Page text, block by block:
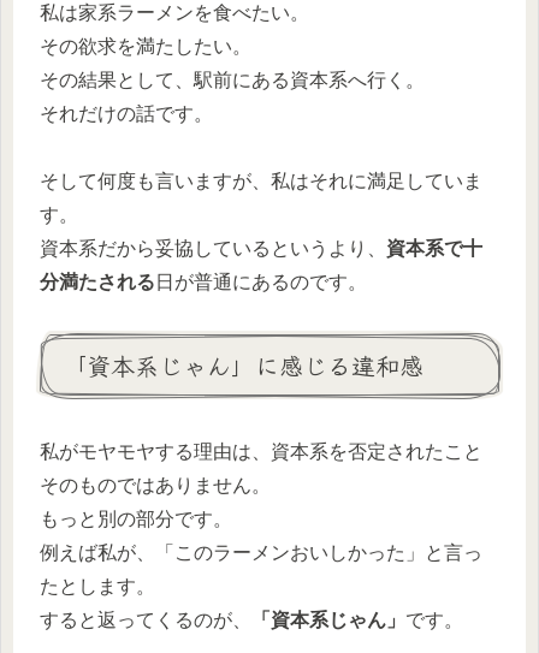
私は家系ラーメンを食べたい。
その欲求を満たしたい。
その結果として、駅前にある資本系へ行く。
それだけの話です。
そして何度も言いますが、私はそれに満足していま
す。
資本系だから妥協しているというより、 資本系で十
分満たされる 日が普通にあるのです。
「資本系じゃん」に感じる違和感
私がモヤモヤする理由は、資本系を否定されたこと
そのものではありません。
もっと別の部分です。
例えば私が、「このラーメンおいしかった」と言っ
たとします。
すると返ってくるのが、
「資本系じゃん」 です。